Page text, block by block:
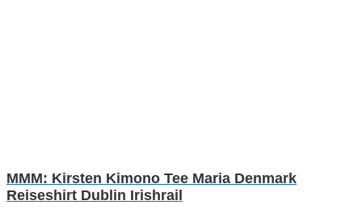
MMM: Kirsten Kimono Tee Maria Denmark
Reiseshirt Dublin Irishrail